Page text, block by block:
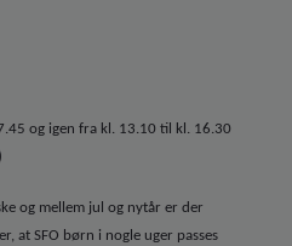
og igen fra kl. 13.10 til kl. 16.30
og mellem jul og nytår er der
at SFO børn i nogle uger passes